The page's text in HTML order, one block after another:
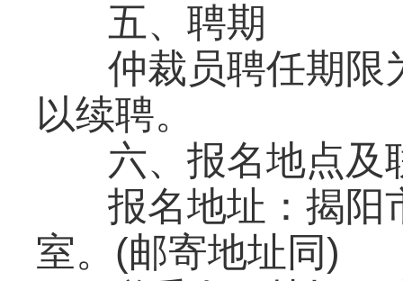
五、聘期
仲裁员聘任期限
以续聘。
六、报名地点及
报名地址：揭阳
室。(邮寄地址同)